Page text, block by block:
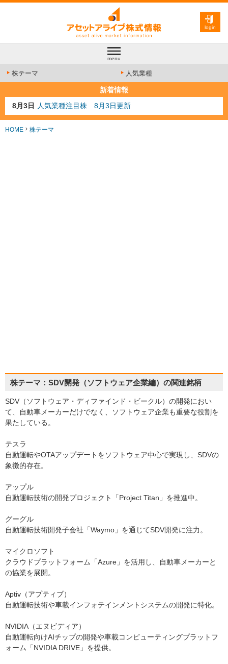
login
menu
株テーマ 人気業種
新着情報
8月3日
人気業種注目株 8月3日更新
8月2日 金融注目株 8月2日更新
7月29日 日経225シグナル点灯
HOME 株テーマ
株テーマ：SDV開発（ソフトウェア企業編）の関連銘柄
SDV（ソフトウェア・ディファインド・ビークル）の開発におい
て、自動車メーカーだけでなく、ソフトウェア企業も重要な役割を
果たしている。
テスラ
自動運転やOTAアップデートをソフトウェア中心で実現し、SDVの
象徴的存在。
アップル
自動運転技術の開発プロジェクト「Project Titan」を推進中。
グーグル
自動運転技術開発子会社「Waymo」を通じてSDV開発に注力。
マイクロソフト
クラウドプラットフォーム「Azure」を活用し、自動車メーカーと
の協業を展開。
Aptiv（アプティブ）
自動運転技術や車載インフォテインメントシステムの開発に特化。
NVIDIA（エヌビディア）
自動運転向けAIチップの開発や車載コンピューティングプラットフ
ォーム「NVIDIA DRIVE」を提供。